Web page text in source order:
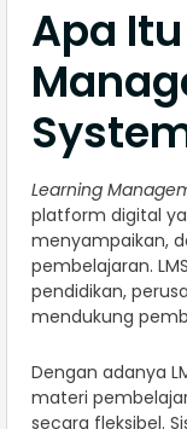
Apa
Learning
platform digital
menyampaikan,
pembelajaran.
pendidikan,
mendukung
Dengan adanya
materi
secara fleksibel.